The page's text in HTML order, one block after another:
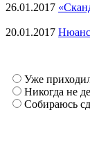
26.01.2017
20.01.2017
Уже
Никогда не
Собираюсь